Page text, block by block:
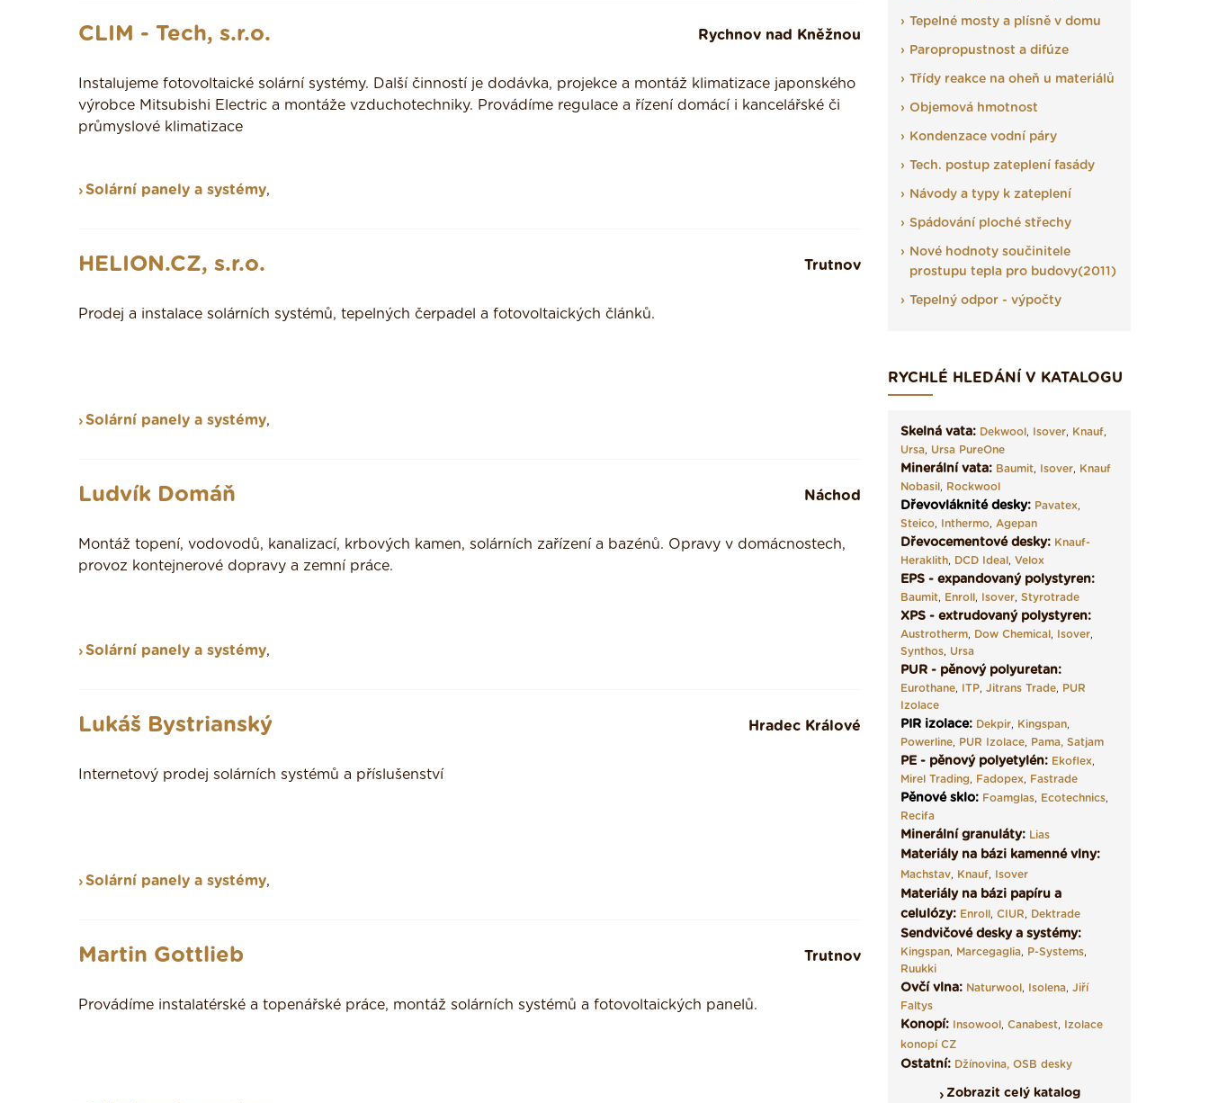
CLIM - Tech, s.r.o. Rychnov nad Kněžnou
Instalujeme fotovoltaické solární systémy. Další činností je dodávka, projekce a montáž klimatizace japonského
výrobce Mitsubishi Electric a montáže vzduchotechniky. Provádíme regulace a řízení domácí i kancelářské či
průmyslové klimatizace
Solární panely a systémy,
HELION.CZ, s.r.o. Trutnov
Prodej a instalace solárních systémů, tepelných čerpadel a fotovoltaických článků.
Solární panely a systémy,
Ludvík Domáň Náchod
Montáž topení, vodovodů, kanalizací, krbových kamen, solárních zařízení a bazénů. Opravy v domácnostech,
provoz kontejnerové dopravy a zemní práce.
Solární panely a systémy,
Lukáš Bystrianský Hradec Králové
Internetový prodej solárních systémů a příslušenství
Solární panely a systémy,
Martin Gottlieb Trutnov
Provádíme instalatérské a topenářské práce, montáž solárních systémů a fotovoltaických panelů.
Tepelné mosty a plísně v domu
Paropropustnost a difúze
Třídy reakce na oheň u materiálů
Objemová hmotnost
Kondenzace vodní páry
Tech. postup zateplení fasády
Návody a typy k zateplení
Spádování ploché střechy
Nové hodnoty součinitele
prostupu tepla pro budovy(2011)
Tepelný odpor - výpočty
RYCHLÉ HLEDÁNÍ V KATALOGU
Skelná vata: Dekwool, Isover, Knauf,
Ursa, Ursa PureOne
Minerální vata: Baumit, Isover, Knauf
Nobasil, Rockwool
Dřevovláknité desky: Pavatex,
Steico, Inthermo, Agepan
Dřevocementové desky: Knauf-
Heraklith, DCD Ideal, Velox
EPS - expandovaný polystyren:
Baumit, Enroll, Isover, Styrotrade
XPS - extrudovaný polystyren:
Austrotherm, Dow Chemical, Isover,
Synthos, Ursa
PUR - pěnový polyuretan:
Eurothane, ITP, Jitrans Trade, PUR
Izolace
PIR izolace: Dekpir, Kingspan,
Powerline, PUR Izolace, Pama, Satjam
PE - pěnový polyetylén: Ekoflex,
Mirel Trading, Fadopex, Fastrade
Pěnové sklo: Foamglas, Ecotechnics,
Recifa
Minerální granuláty: Lias
Materiály na bázi kamenné vlny:
Machstav, Knauf, Isover
Materiály na bázi papíru a
celulózy: Enroll, CIUR, Dektrade
Sendvičové desky a systémy:
Kingspan, Marcegaglia, P-Systems,
Ruukki
Ovčí vlna: Naturwool, Isolena, Jiří
Faltys
Konopí: Insowool, Canabest, Izolace
konopí CZ
Ostatní: Džínovina, OSB desky
Zobrazit celý katalog